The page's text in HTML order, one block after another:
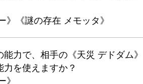
《謎の存在 メモッタ》
力で、相手の《天災 デドダム》
を使えますか？
》